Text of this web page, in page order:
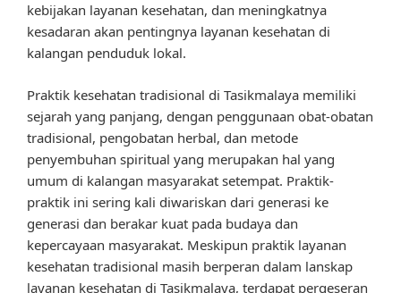
kebijakan layanan kesehatan, dan meningkatnya
kesadaran akan pentingnya layanan kesehatan di
kalangan penduduk lokal.
Praktik kesehatan tradisional di Tasikmalaya memiliki
sejarah yang panjang, dengan penggunaan obat-obatan
tradisional, pengobatan herbal, dan metode
penyembuhan spiritual yang merupakan hal yang
umum di kalangan masyarakat setempat. Praktik-
praktik ini sering kali diwariskan dari generasi ke
generasi dan berakar kuat pada budaya dan
kepercayaan masyarakat. Meskipun praktik layanan
kesehatan tradisional masih berperan dalam lanskap
layanan kesehatan di Tasikmalaya, terdapat pergeseran